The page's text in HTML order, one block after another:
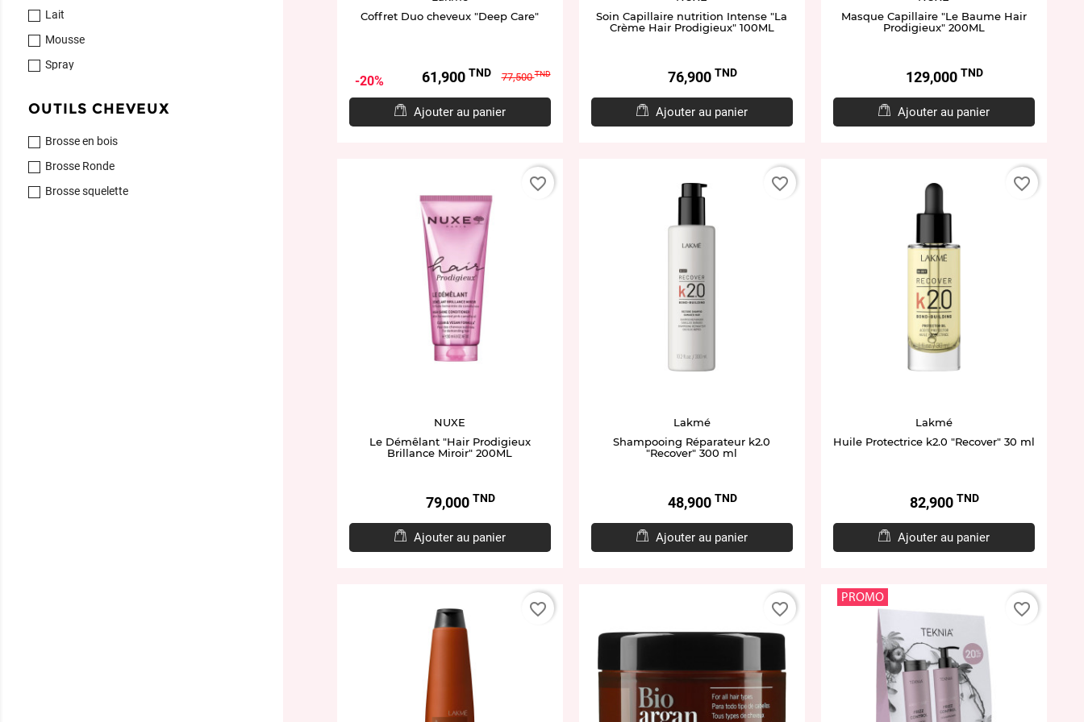
Lait
Mousse
Spray
OUTILS CHEVEUX
Brosse en bois
Brosse Ronde
Brosse squelette
Coffret Duo cheveux "Deep Care"
20% Prix61,900 TNDPrix
base
77,500TND
Ajouter au panier
Soin Capillaire nutrition Intense "La
Crème Hair Prodigieux" 100ML
Prix76,900 TND
Ajouter au panier
Masque Capillaire "Le Baume Hair
Prodigieux" 200ML
Prix129,000 TND
Ajouter au panier
NUXE
Le Démêlant "Hair Prodigieux
Brillance Miroir" 200ML
Prix79,000 TND
Ajouter au panier
favorite_border
Lakmé
Shampooing Réparateur k2.0
"Recover" 300 ml
Prix48,900 TND
Ajouter au panier
favorite_border
Lakmé
Huile Protectrice k2.0 "Recover" 30 ml
Prix82,900 TND
Ajouter au panier
favorite_border
favorite_border favorite_border
PROMO
favorite_border